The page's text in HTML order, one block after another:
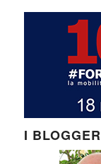
I BLOGGER